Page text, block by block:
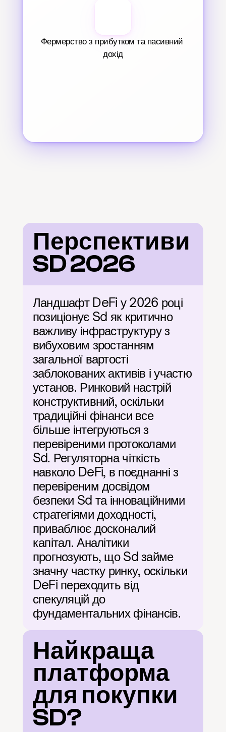
Фермерство з прибутком та пасивний
дохід
Перспективи
SD 2026
Ландшафт DeFi у 2026 році
позиціонує Sd як критично
важливу інфраструктуру з
вибуховим зростанням
загальної вартості
заблокованих активів і участю
установ. Ринковий настрій
конструктивний, оскільки
традиційні фінанси все
більше інтегруються з
перевіреними протоколами
Sd. Регуляторна чіткість
навколо DeFi, в поєднанні з
перевіреним досвідом
безпеки Sd та інноваційними
стратегіями доходності,
приваблює досконалий
капітал. Аналітики
прогнозують, що Sd займе
значну частку ринку, оскільки
DeFi переходить від
спекуляцій до
фундаментальних фінансів.
Найкраща
платформа
для покупки
SD?